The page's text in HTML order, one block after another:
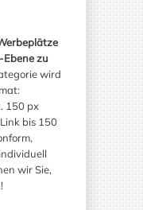
zu
wird
150 px
bis 150
wir Sie,